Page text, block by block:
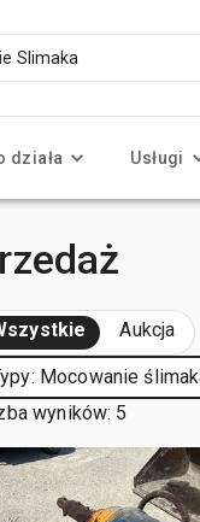
działa Usługi
Aukcja
Mocowanie
wyników: 5